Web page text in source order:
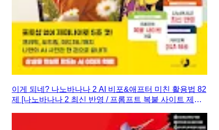
이게 되네? 나노바나나 2 AI 비포&애프터 미친 활용법 82
제 [나노바나나 2 최신 반영 / 프롬프트 복붙 사이트 제공 /